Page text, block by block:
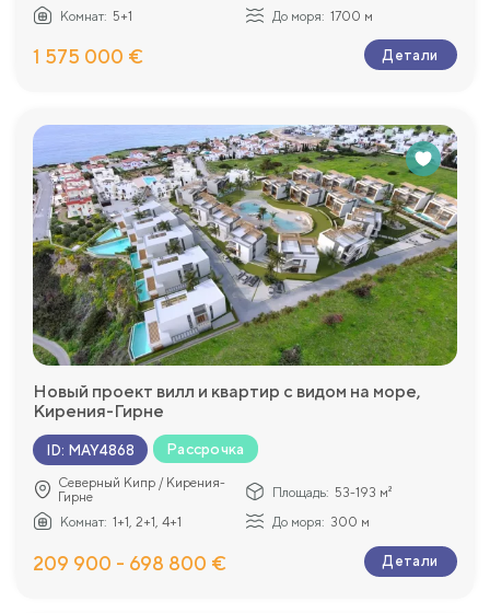
Комнат: 5+1 До моря: 1700 м
1 575 000 € Детали
Новый проект вилл и квартир с видом на море,
Кирения-Гирне
ID: MAY4868 Рассрочка
Северный Кипр / Кирения-
Гирне
Площадь: 53-193 м²
Комнат: 1+1, 2+1, 4+1 До моря: 300 м
209 900 - 698 800 € Детали